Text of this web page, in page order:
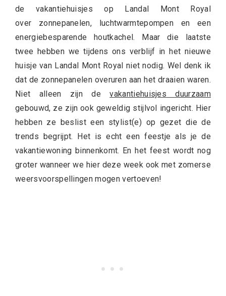
de vakantiehuisjes op Landal Mont Royal
over zonnepanelen, luchtwarmtepompen en een
energiebesparende houtkachel. Maar die laatste
twee hebben we tijdens ons verblijf in het nieuwe
huisje van Landal Mont Royal niet nodig. Wel denk ik
dat de zonnepanelen overuren aan het draaien waren.
Niet alleen zijn devakantiehuisjes duurzaam
gebouwd, ze zijn ook geweldig stijlvol ingericht. Hier
hebben ze beslist een stylist(e) op gezet die de
trends begrijpt. Het is echt een feestje als je de
vakantiewoning binnenkomt. En het feest wordt nog
groter wanneer we hier deze week ook met zomerse
weersvoorspellingen mogen vertoeven!